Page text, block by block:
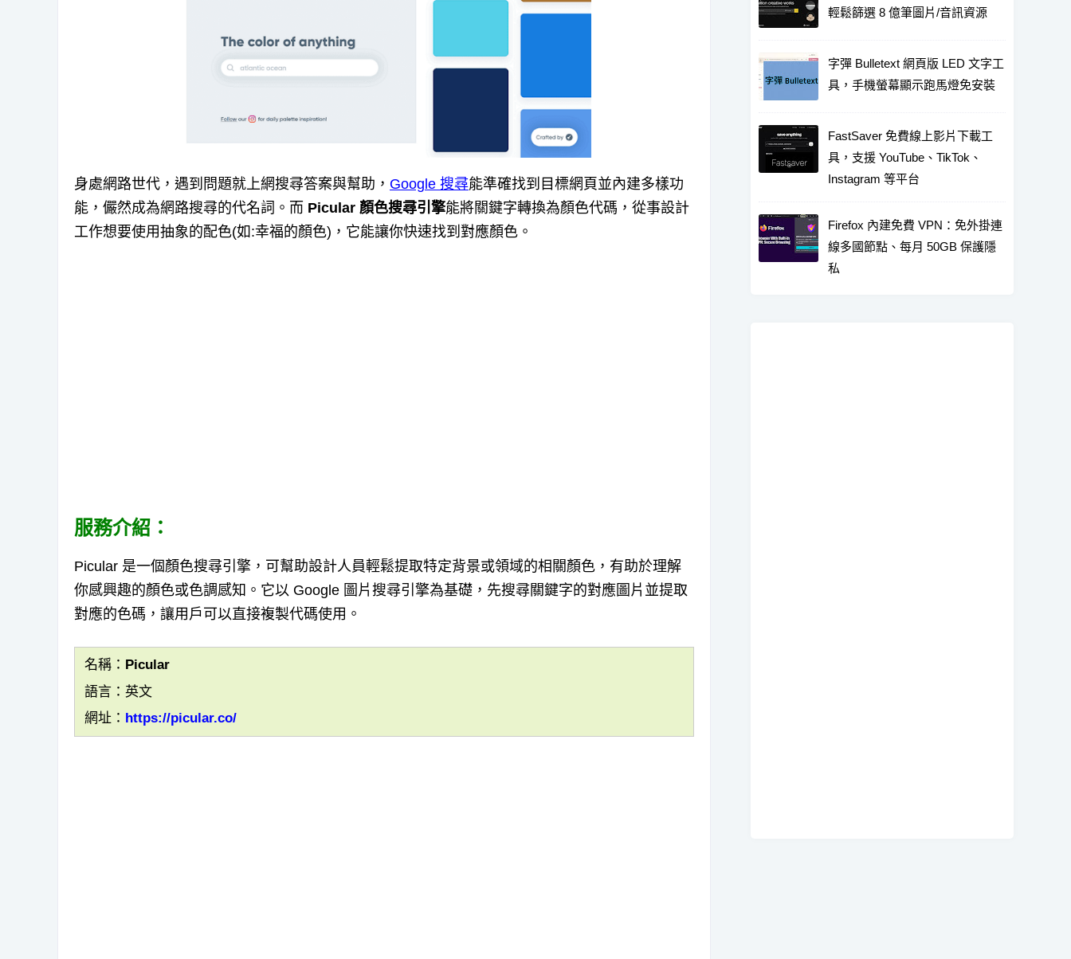
身處網路世代，遇到問題就上網搜尋答案與幫助， Google 搜尋能準確找到目標網頁並內建多樣功
能，儼然成為網路搜尋的代名詞。而 Picular 顏色搜尋引擎能將關鍵字轉換為顏色代碼，從事設計
工作想要使用抽象的配色(如:幸福的顏色)，它能讓你快速找到對應顏色。
服務介紹：
Picular 是一個顏色搜尋引擎，可幫助設計人員輕鬆提取特定背景或領域的相關顏色，有助於理解
你感興趣的顏色或色調感知。它以 Google 圖片搜尋引擎為基礎，先搜尋關鍵字的對應圖片並提取
對應的色碼，讓用戶可以直接複製代碼使用。
名稱：Picular
語言：英文
網址： https://picular.co/
輕鬆篩選 8 億筆圖片/音訊資源
字彈 Bulletext 網頁版 LED 文字工
具，手機螢幕顯示跑馬燈免安裝
FastSaver 免費線上影片下載工
具，支援 YouTube、TikTok、
Instagram 等平台
Firefox 內建免費 VPN：免外掛連
線多國節點、每月 50GB 保護隱
私